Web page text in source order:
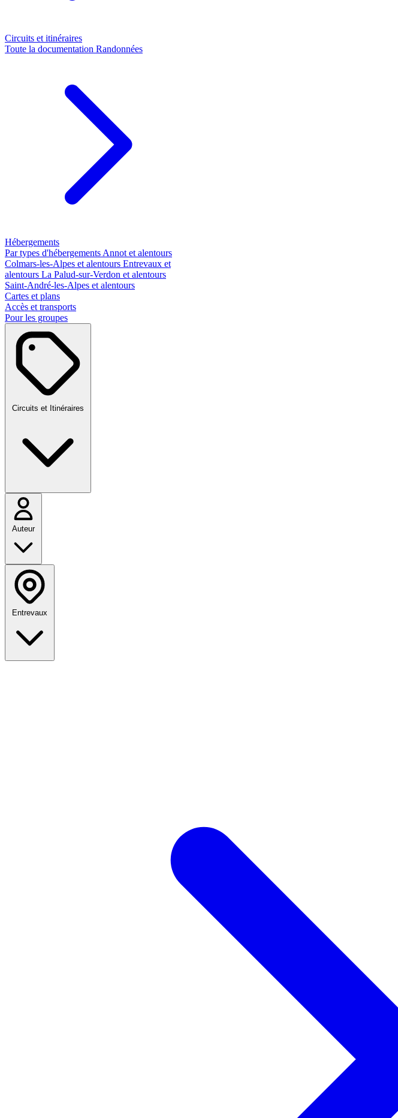
Circuits et itinéraires
Toute la documentation Randonnées
Hébergements
Par types d'hébergements Annot et alentours
Colmars-les-Alpes et alentours Entrevaux et
alentours La Palud-sur-Verdon et alentours
Saint-André-les-Alpes et alentours
Cartes et plans
Accès et transports
Pour les groupes
Circuits et Itinéraires
Auteur
Entrevaux